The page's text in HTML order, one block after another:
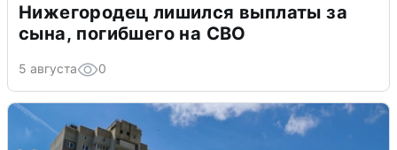
Нижегородец лишился выплаты за
сына, погибшего на СВО
5 августа 0